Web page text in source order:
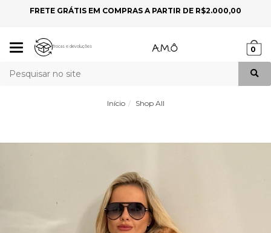
FRETE GRÁTIS EM COMPRAS A PARTIR DE R$2.000,00
Mudar
Trocas e devoluções 0
Início Shop All